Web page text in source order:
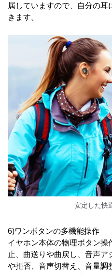
属していますので、自分の
きます。
安定した快
6)ワンボタンの多機能操作
イヤホン本体の物理ボタン
止、曲送りや曲戻し、音声
や拒否、音声切替え、音量調